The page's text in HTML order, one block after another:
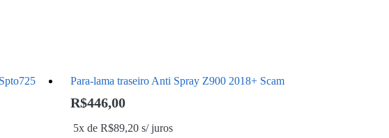
Para-lama traseiro Anti Spray Z900 2018+ Scam
R$446,00
5x de R$89,20s/ juros